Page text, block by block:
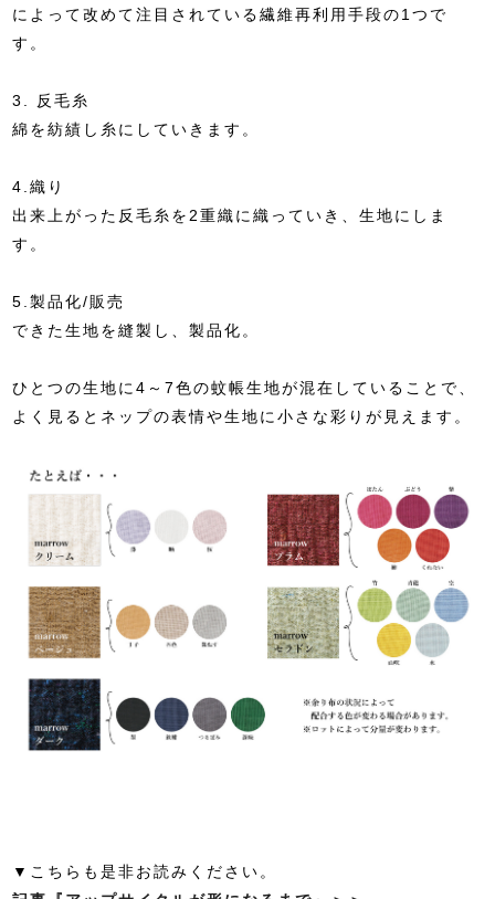
によって改めて注目されている繊維再利用手段の1つで
す。
3. 反毛糸
綿を紡績し糸にしていきます。
4.織り
出来上がった反毛糸を2重織に織っていき、生地にしま
す。
5.製品化/販売
できた生地を縫製し、製品化。
ひとつの生地に4～7色の蚊帳生地が混在していることで、
よく見るとネップの表情や生地に小さな彩りが見えます。
▼こちらも是非お読みください。